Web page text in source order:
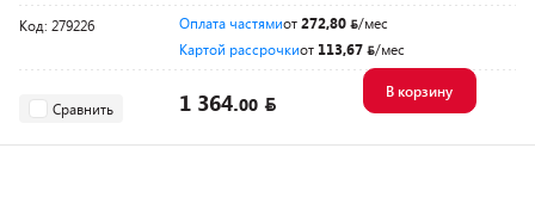
Код: 279226 Оплата частямиот272,80
/мес
Картой рассрочкиот 113,67 /мес
Сравнить 1 364.00
В корзину